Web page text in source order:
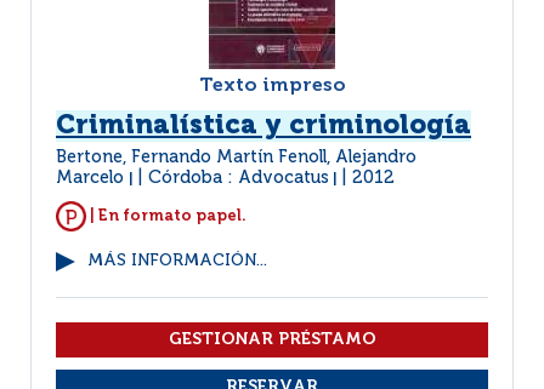
Texto impreso
Criminalística y criminología
Bertone, Fernando Martín Fenoll, Alejandro
Marcelo
Córdoba : Advocatus 2012
| En formato papel.
MÁS INFORMACIÓN...